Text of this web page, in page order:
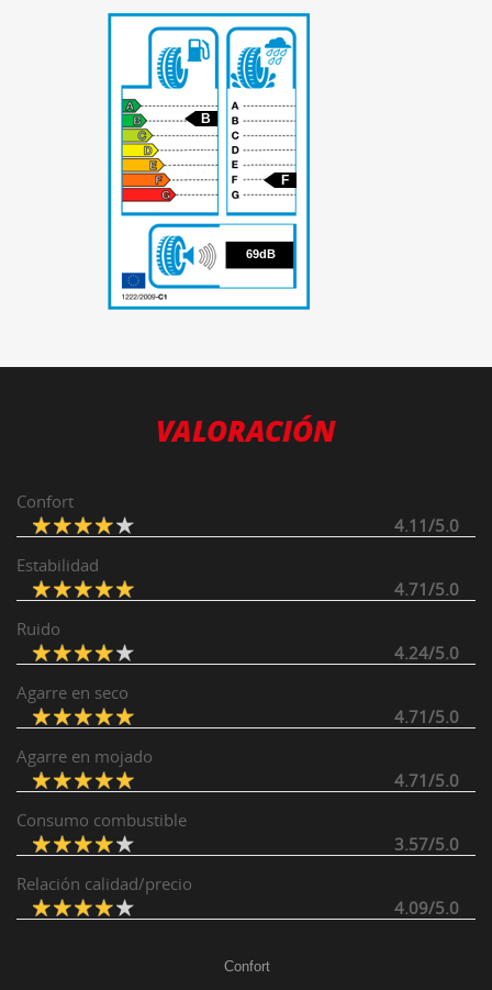
69
B
F
69dB
VALORACIÓN
Confort
4.11/5.0
Estabilidad
4.71/5.0
Ruido
4.24/5.0
Agarre en seco
4.71/5.0
Agarre en mojado
4.71/5.0
Consumo combustible
3.57/5.0
Relación calidad/precio
4.09/5.0
Confort